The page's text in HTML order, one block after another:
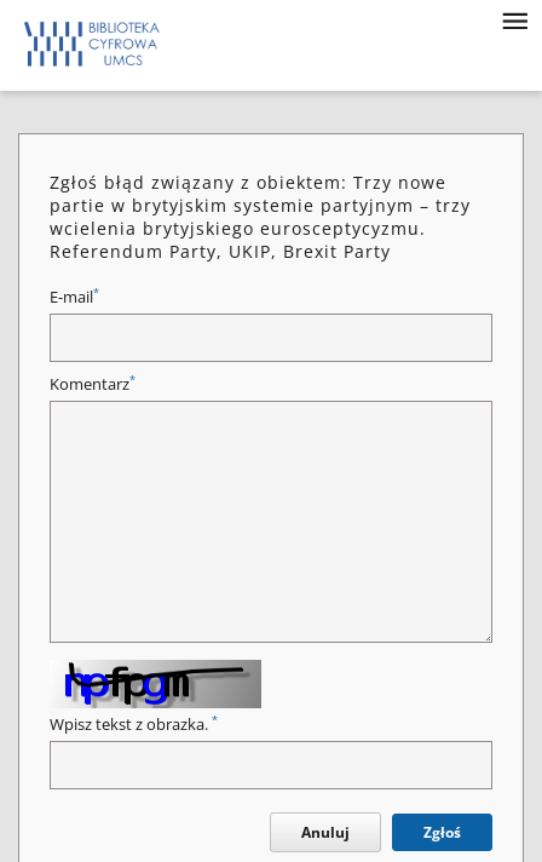
Zgłoś błąd związany z obiektem: Trzy nowe
partie w brytyjskim systemie partyjnym – trzy
wcielenia brytyjskiego eurosceptycyzmu.
Referendum Party, UKIP, Brexit Party
E-mail*
Komentarz*
Wpisz tekst z obrazka. *
Anuluj Zgłoś